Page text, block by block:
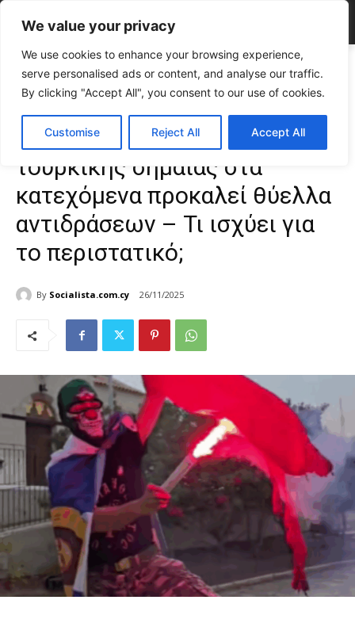
We value your privacy
We use cookies to enhance your browsing experience,
serve personalised ads or content, and analyse our traffic.
By clicking "Accept All", you consent to our use of cookies.
Customise Reject All Accept All
Home ΕΠΙΚΑΙΡΟΤΗΤΑ
Viral βίντεο με καύση τουρκικής σημαίας στα
κατεχόμενα προκαλεί θύελλα αντιδράσεων –...
Viral βίντεο με καύση
τουρκικής σημαίας στα
κατεχόμενα προκαλεί θύελλα
αντιδράσεων – Τι ισχύει για
το περιστατικό;
By Socialista.com.cy 26/11/2025